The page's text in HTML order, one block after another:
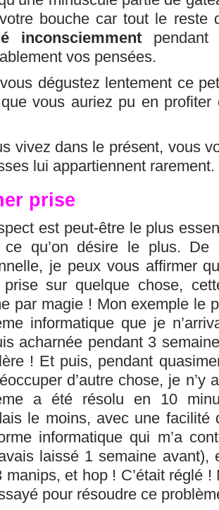
bouche car tout le
inconsciemment pendant
vos pensées.
dégustez lentement ce
vous auriez pu en profiter
vivez dans le présent, vous
lui appartiennent rarement.
prise
est peut-être le plus
qu’on désire le plus. De
je peux vous affirmer
prise sur quelque chose,
par magie ! Mon exemple le
informatique que je
acharnée pendant 3
! Et puis, pendant
d’autre chose, je n’y
a été résolu en 10
le moins, avec une facilité
informatique qui m’a
laissé 1 semaine avant),
manips, et hop ! C’était réglé !
pour résoudre ce